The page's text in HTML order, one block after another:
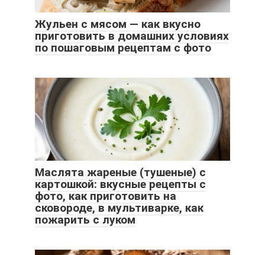
Жульен с мясом — как вкусно
приготовить в домашних условиях
по пошаговым рецептам с фото
Маслята жареные (тушеные) с
картошкой: вкусные рецепты с
фото, как приготовить на
сковороде, в мультиварке, как
пожарить с луком